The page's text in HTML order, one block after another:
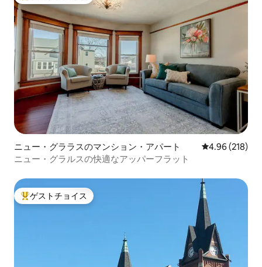
ニュー・グララスのマンション・アパート レビュー218
4.96 (218)
ニュー・グラルスの快適なアッパーフラット
大好評のゲストチョイスです。
ゲストチョイス